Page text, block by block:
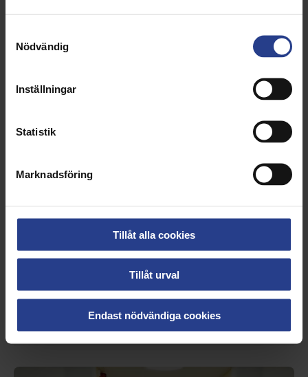
Nödvändig
Inställningar
Statistik
Marknadsföring
Tillåt alla cookies
Tillåt urval
Endast nödvändiga cookies
28 apr 2025
Säker vård
Det är viktigt att vården som patienterna får är
säker och tillförlitlig. Därför bidrar vi till att skapa